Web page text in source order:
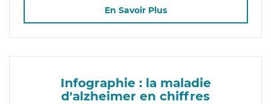
En Savoir Plus
Infographie : la maladie
d'alzheimer en chiffres